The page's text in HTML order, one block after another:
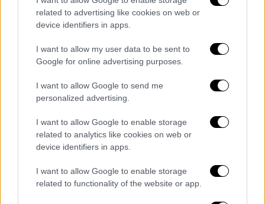
related to advertising like cookies on web or
device identifiers in apps.
I want to allow my user data to be sent to
Google for online advertising purposes.
I want to allow Google to send me
personalized advertising.
I want to allow Google to enable storage
related to analytics like cookies on web or
device identifiers in apps.
I want to allow Google to enable storage
related to functionality of the website or app.
Κόσμος|07.01.2025 07:29
Πρώτος θάνατος ανθρώπου που
σχετίζεται με τη γρίπη των πτηνών
στις ΗΠΑ
Πρόσθετη ενίσχυση για το Super Bowl
Ο απερχόμενος αρχηγός του κράτους
ομοσπονδιακοί πόροι για να βοηθηθεί η Νέα
Ορλεάνη να ετοιμαστεί για προσεχείς